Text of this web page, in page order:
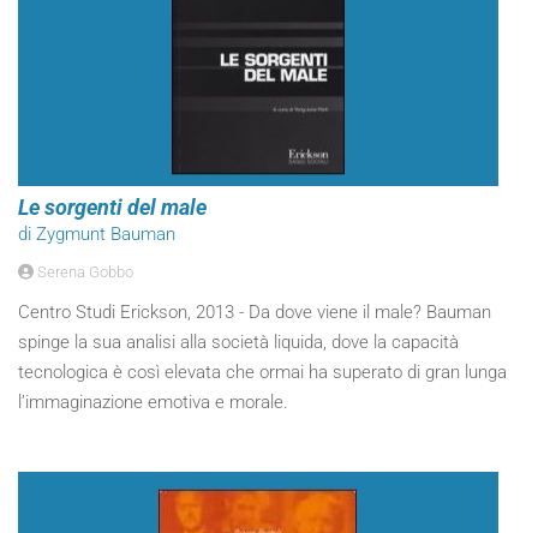
Le sorgenti del male
di Zygmunt Bauman
Serena Gobbo
Centro Studi Erickson, 2013 - Da dove viene il male? Bauman
spinge la sua analisi alla società liquida, dove la capacità
tecnologica è così elevata che ormai ha superato di gran lunga
l’immaginazione emotiva e morale.